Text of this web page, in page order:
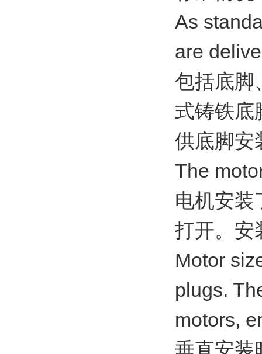
As
are
包括底脚
式铸铁底
供底脚安
The
电机安装
打开。安
Motor
plugs.
motors,
垂直安装